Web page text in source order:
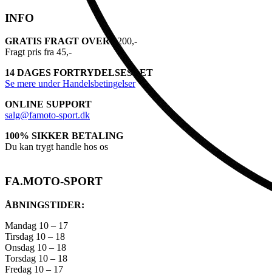
INFO
GRATIS FRAGT OVER1200,-
Fragt pris fra 45,-
14 DAGES FORTRYDELSESRET
Se mere under Handelsbetingelser
ONLINE SUPPORT
salg@famoto-sport.dk
100% SIKKER BETALING
Du kan trygt handle hos os
FA.MOTO-SPORT
ÅBNINGSTIDER:
Mandag 10 – 17
Tirsdag 10 – 18
Onsdag 10 – 18
Torsdag 10 – 18
Fredag 10 – 17